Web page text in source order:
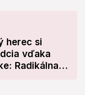
herec si
vďaka
Radikálna